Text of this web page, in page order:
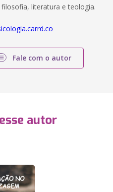
literatura e teologia.
Fale com o autor
autor